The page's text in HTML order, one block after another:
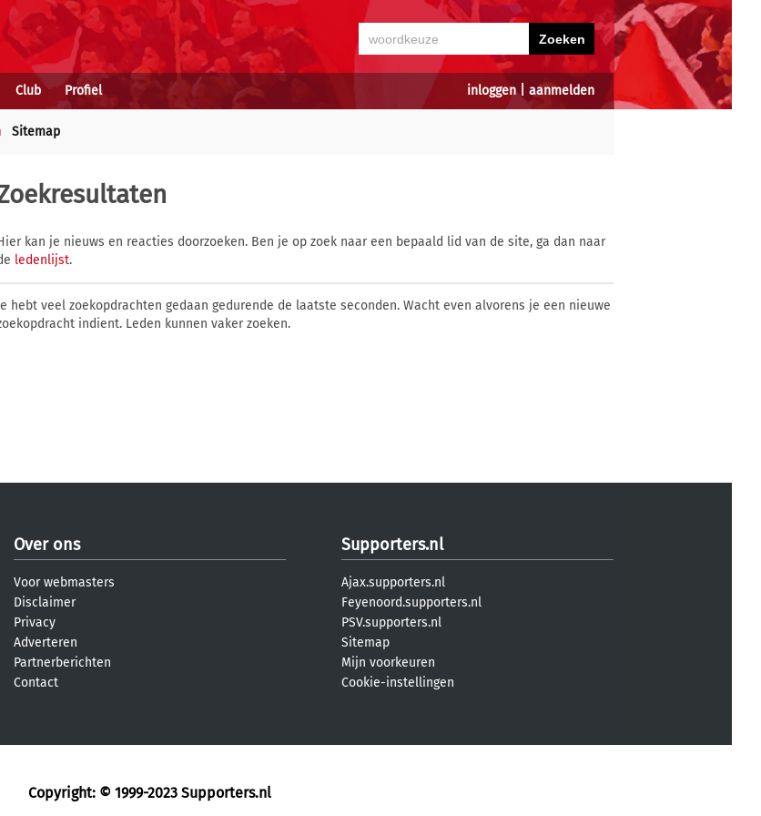
inloggen| aanmelden
Club Profiel
Sitemap
kan je nieuws en reacties doorzoeken. Ben je op zoek naar een bepaald lid van de site, ga dan naar
ledenlijst.
hebt veel zoekopdrachten gedaan gedurende de laatste seconden. Wacht even alvorens je een nieuwe
indient. Leden kunnen vaker zoeken.
Over ons
Voor webmasters
Disclaimer
Privacy
Adverteren
Partnerberichten
Contact
Supporters.nl
Ajax.supporters.nl
Feyenoord.supporters.nl
PSV.supporters.nl
Sitemap
Mijn voorkeuren
Cookie-instellingen
Copyright: © 1999-2023 Supporters.nl